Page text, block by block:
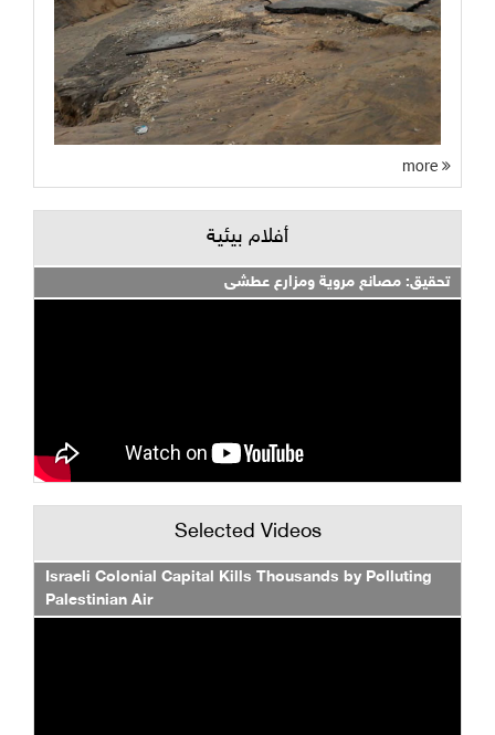
أفلام بيئية
تحقيق: مصانع مروية ومزارع عطشى
Selected Videos
Israeli Colonial Capital Kills Thousands by Polluting
Palestinian Air